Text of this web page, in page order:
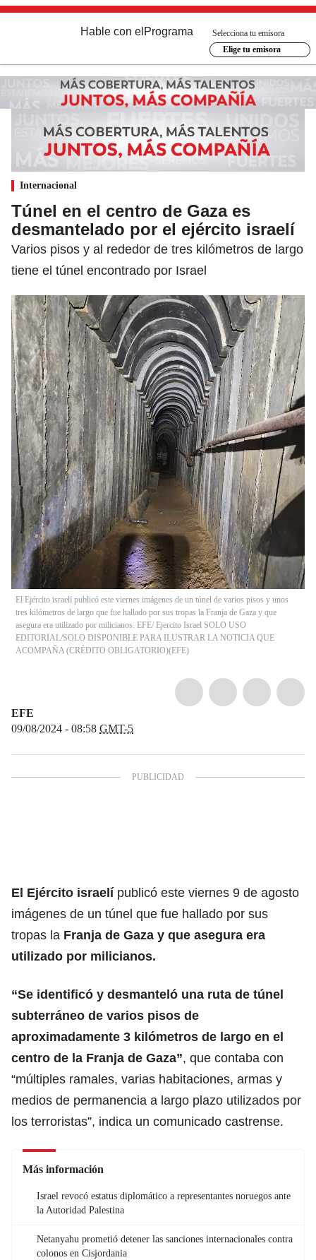
Hable con el Programa
Selecciona tu emisora
Elige tu emisora
Internacional
Túnel en el centro de Gaza es
desmantelado por el ejército israelí
Varios pisos y al rededor de tres kilómetros de largo
tiene el túnel encontrado por Israel
El Ejército israelí publicó este viernes imágenes de un túnel de varios pisos y unos
tres kilómetros de largo que fue hallado por sus tropas la Franja de Gaza y que
asegura era utilizado por milicianos. EFE/ Ejercito Israel SOLO USO
EDITORIAL/SOLO DISPONIBLE PARA ILUSTRAR LA NOTICIA QUE
ACOMPAÑA (CRÉDITO OBLIGATORIO)(EFE)
EFE
09/08/2024 - 08:58 GMT-5
El Ejército israelí publicó este viernes 9 de agosto
imágenes de un túnel que fue hallado por sus
tropas la Franja de Gaza y que asegura era
utilizado por milicianos.
“Se identificó y desmanteló una ruta de túnel
subterráneo de varios pisos de
aproximadamente 3 kilómetros de largo en el
centro de la Franja de Gaza”, que contaba con
“múltiples ramales, varias habitaciones, armas y
medios de permanencia a largo plazo utilizados por
los terroristas”, indica un comunicado castrense.
Más información
Israel revocó estatus diplomático a representantes noruegos ante
la Autoridad Palestina
Netanyahu prometió detener las sanciones internacionales contra
colonos en Cisjordania